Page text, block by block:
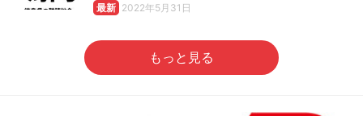
最新 2022年5月31日
もっと見る